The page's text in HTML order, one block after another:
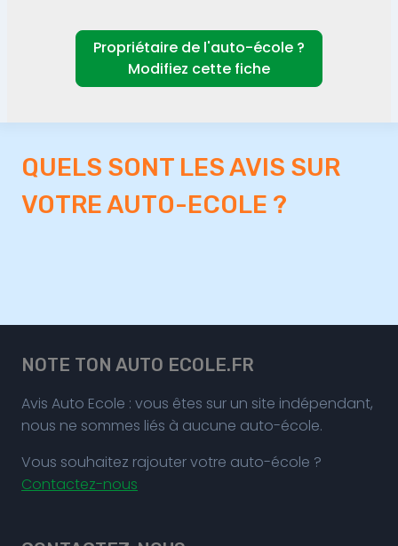
Propriétaire de l'auto-école ?
Modifiez cette fiche
QUELS SONT LES AVIS SUR
VOTRE AUTO-ECOLE ?
NOTE TON AUTO ECOLE.FR
Avis Auto Ecole : vous êtes sur un site indépendant,
nous ne sommes liés à aucune auto-école.
Vous souhaitez rajouter votre auto-école ?
Contactez-nous